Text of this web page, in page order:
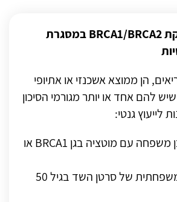
BRCA1/BRCA2במסגרת
הן ממוצא אשכנזי או אתיופי
להם אחד או יותר מגורמי הסיכון
לייעוץ גנטי:
משפחה עם מוטציה בגן BRCA1או
היסטוריה משפחתית של סרטן השד בגיל 50